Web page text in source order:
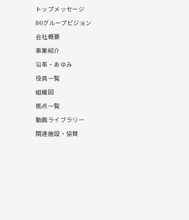
トップメッセージ
IHIグループビジョン
会社概要
事業紹介
沿革・あゆみ
役員一覧
組織図
拠点一覧
動画ライブラリー
関連施設・協賛